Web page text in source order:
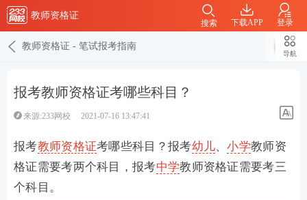
教师资格证
下载APP 登录
搜索
教师资格证 - 笔试报考指南
导航
报考教师资格证考哪些科目？
来源:233网校 2021-07-16 13:47:41
报考教师资格证考哪些科目？ 报考幼儿、小学教师资
格证需要考两个科目，报考中学教师资格证需要考三
个科目。